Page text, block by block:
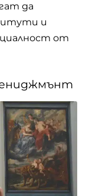
да
и
от